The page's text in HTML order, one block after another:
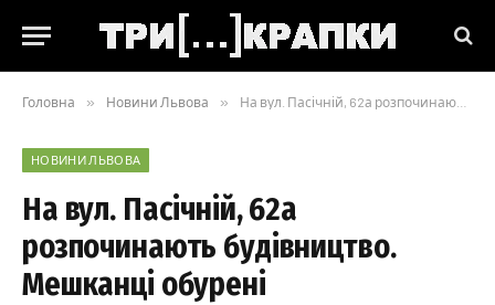
Головна » Новини Львова » На вул. Пасічній, 62а розпочинають будівництво. Мешканці обурені
НОВИНИ ЛЬВОВА
На вул. Пасічній, 62а
розпочинають будівництво.
Мешканці обурені